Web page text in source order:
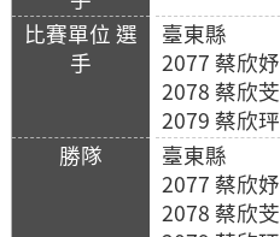
臺東縣
2077 蔡欣妤
2078 蔡欣芠
2079 蔡欣玶
臺東縣
2077 蔡欣妤
2078 蔡欣芠